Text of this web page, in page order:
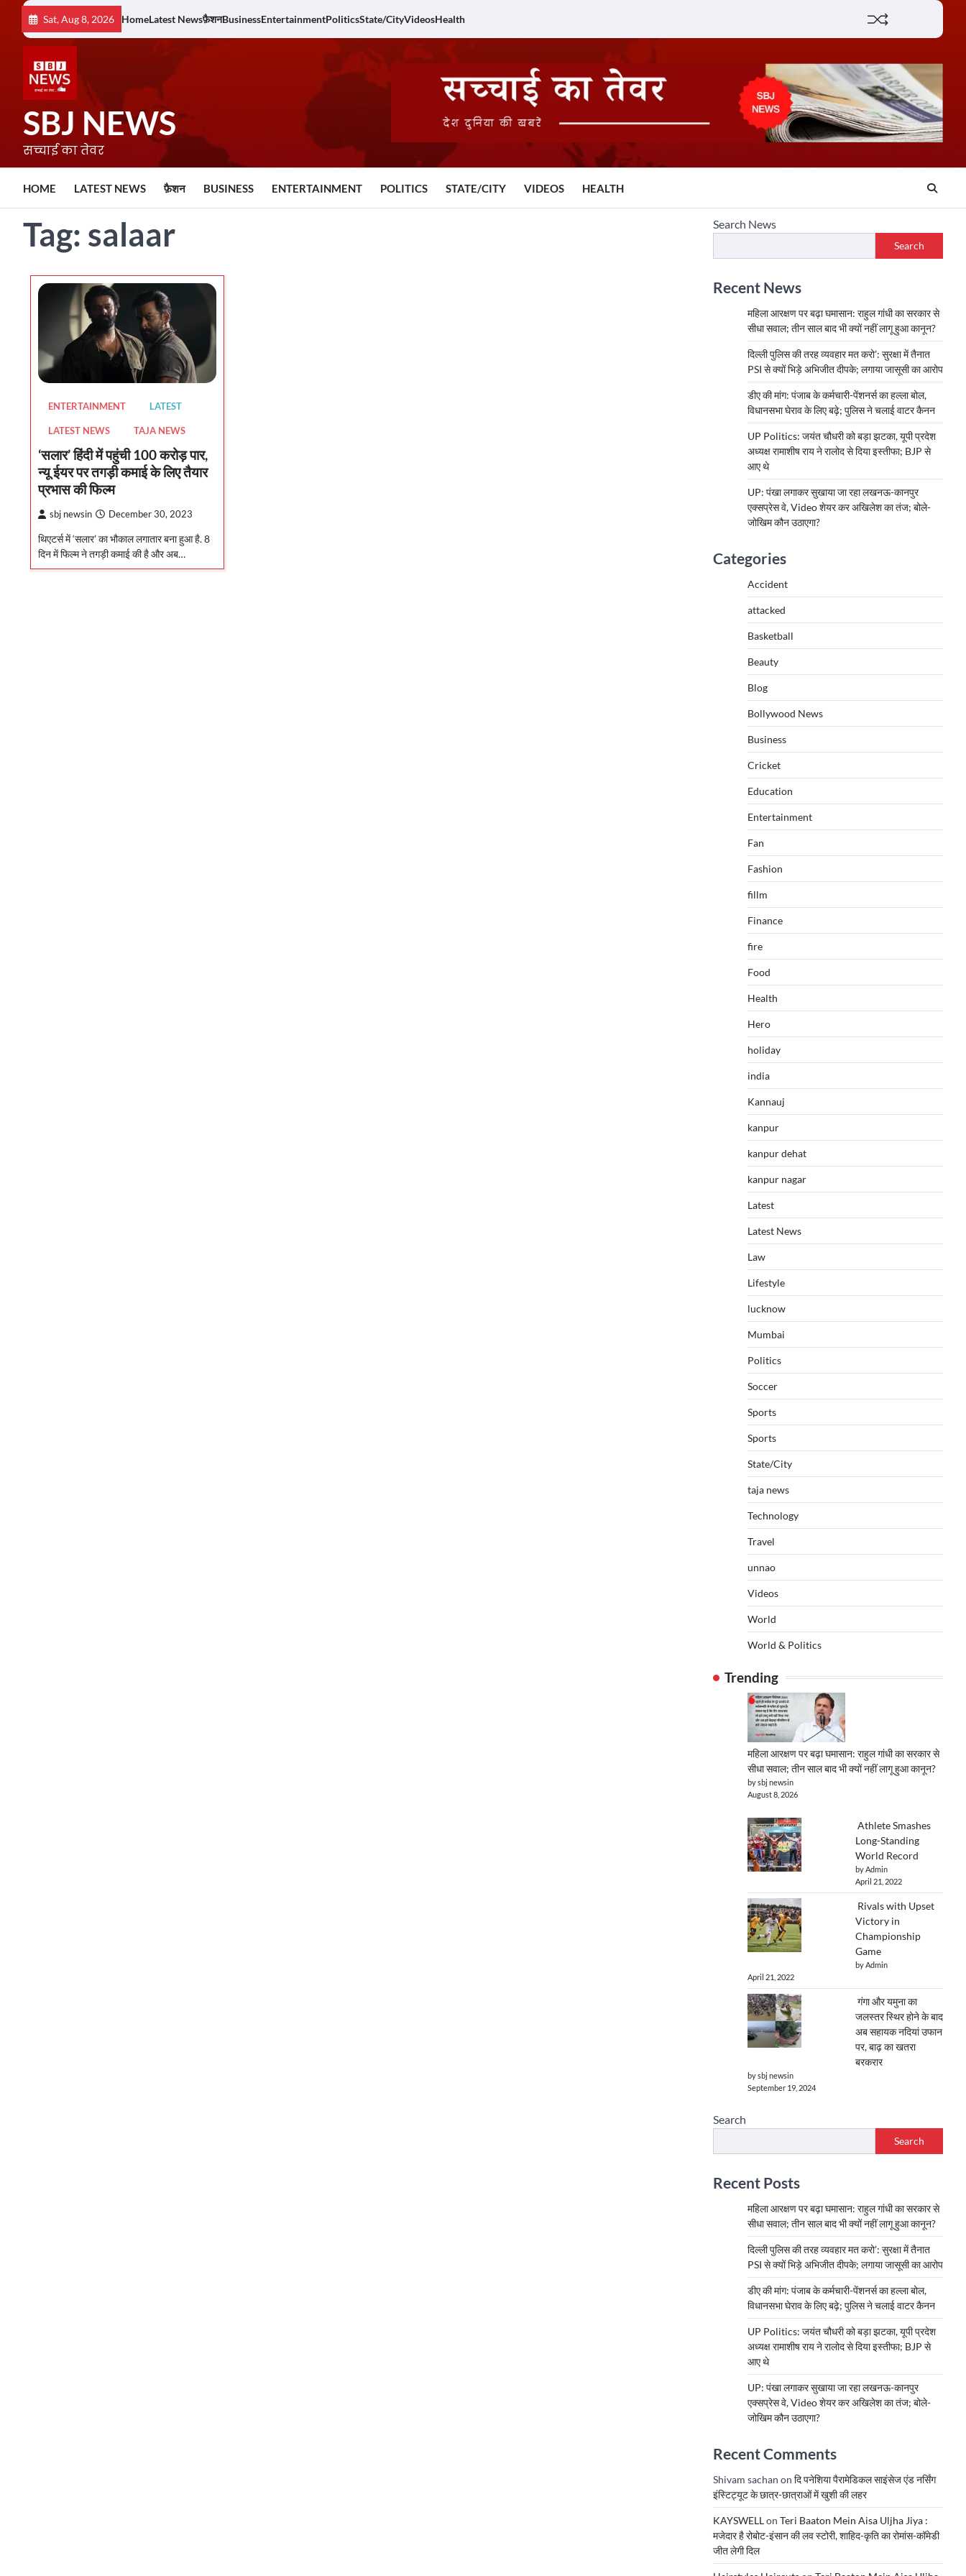
content
Sat, Aug 8, 2026 HomeLatest Newsफ़ैशनBusinessEntertainmentPoliticsState/CityVideosHealth
SBJ NEWS
सच्चाई का तेवर
HOME LATEST NEWS फ़ैशन BUSINESS ENTERTAINMENT POLITICS STATE/CITY VIDEOS HEALTH
Tag: salaar
ENTERTAINMENT LATEST
LATEST NEWS TAJA NEWS
‘सलार’ हिंदी में पहुंची 100 करोड़ पार,
न्यू ईयर पर तगड़ी कमाई के लिए तैयार
प्रभास की फिल्म
sbj newsin December 30, 2023
थिएटर्स में ‘सलार’ का भौकाल लगातार बना हुआ है. 8
दिन में फिल्म ने तगड़ी कमाई की है और अब…
Search News
Search
Recent News
महिला आरक्षण पर बढ़ा घमासान: राहुल गांधी का सरकार से
सीधा सवाल; तीन साल बाद भी क्यों नहीं लागू हुआ कानून?
दिल्ली पुलिस की तरह व्यवहार मत करो’: सुरक्षा में तैनात
PSI से क्यों भिड़े अभिजीत दीपके; लगाया जासूसी का आरोप
डीए की मांग: पंजाब के कर्मचारी-पेंशनर्स का हल्ला बोल,
विधानसभा घेराव के लिए बढ़े; पुलिस ने चलाई वाटर कैनन
UP Politics: जयंत चौधरी को बड़ा झटका, यूपी प्रदेश
अध्यक्ष रामाशीष राय ने रालोद से दिया इस्तीफा; BJP से
आए थे
UP: पंखा लगाकर सुखाया जा रहा लखनऊ-कानपुर
एक्सप्रेस वे, Video शेयर कर अखिलेश का तंज; बोले-
जोखिम कौन उठाएगा?
Categories
Accident
attacked
Basketball
Beauty
Blog
Bollywood News
Business
Cricket
Education
Entertainment
Fan
Fashion
fillm
Finance
fire
Food
Health
Hero
holiday
india
Kannauj
kanpur
kanpur dehat
kanpur nagar
Latest
Latest News
Law
Lifestyle
lucknow
Mumbai
Politics
Soccer
Sports
Sports
State/City
taja news
Technology
Travel
unnao
Videos
World
World & Politics
Trending
महिला आरक्षण पर बढ़ा घमासान: राहुल गांधी का सरकार से
सीधा सवाल; तीन साल बाद भी क्यों नहीं लागू हुआ कानून?
by sbj newsin
August 8, 2026
Athlete Smashes
Long-Standing
World Record
by Admin
April 21, 2022
Rivals with Upset
Victory in
Championship
Game
by Admin
April 21, 2022
गंगा और यमुना का
जलस्तर स्थिर होने के बाद
अब सहायक नदियां उफान
पर, बाढ़ का खतरा
बरकरार
by sbj newsin
September 19, 2024
Search
Search
Recent Posts
महिला आरक्षण पर बढ़ा घमासान: राहुल गांधी का सरकार से
सीधा सवाल; तीन साल बाद भी क्यों नहीं लागू हुआ कानून?
दिल्ली पुलिस की तरह व्यवहार मत करो’: सुरक्षा में तैनात
PSI से क्यों भिड़े अभिजीत दीपके; लगाया जासूसी का आरोप
डीए की मांग: पंजाब के कर्मचारी-पेंशनर्स का हल्ला बोल,
विधानसभा घेराव के लिए बढ़े; पुलिस ने चलाई वाटर कैनन
UP Politics: जयंत चौधरी को बड़ा झटका, यूपी प्रदेश
अध्यक्ष रामाशीष राय ने रालोद से दिया इस्तीफा; BJP से
आए थे
UP: पंखा लगाकर सुखाया जा रहा लखनऊ-कानपुर
एक्सप्रेस वे, Video शेयर कर अखिलेश का तंज; बोले-
जोखिम कौन उठाएगा?
Recent Comments
Shivam sachan on दि पनेशिया पैरामेडिकल साइंसेज एंड नर्सिंग
इंस्टिट्यूट के छात्र-छात्राओं में खुशी की लहर
KAYSWELLon Teri Baaton Mein Aisa Uljha Jiya :
मजेदार है रोबोट-इंसान की लव स्टोरी, शाहिद-कृति का रोमांस-कॉमेडी
जीत लेगी दिल